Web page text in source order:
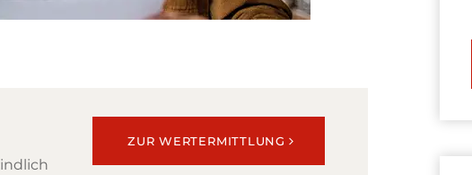
ZUR WERTERMITTLUNG